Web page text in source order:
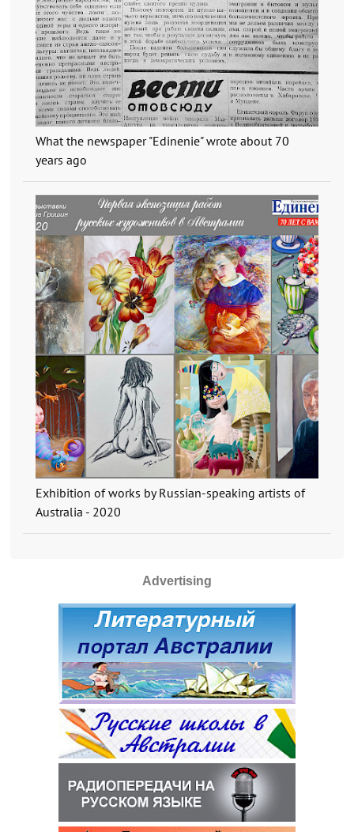
What the newspaper "Edinenie" wrote about 70
years ago
Exhibition of works by Russian-speaking artists of
Australia - 2020
Advertising